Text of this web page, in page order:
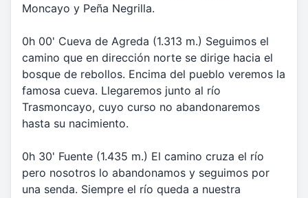
Moncayo y Peña Negrilla.
0h 00' Cueva de Agreda (1.313 m.) Seguimos el
camino que en dirección norte se dirige hacia el
bosque de rebollos. Encima del pueblo veremos la
famosa cueva. Llegaremos junto al río
Trasmoncayo, cuyo curso no abandonaremos
hasta su nacimiento.
0h 30' Fuente (1.435 m.) El camino cruza el río
pero nosotros lo abandonamos y seguimos por
una senda. Siempre el río queda a nuestra